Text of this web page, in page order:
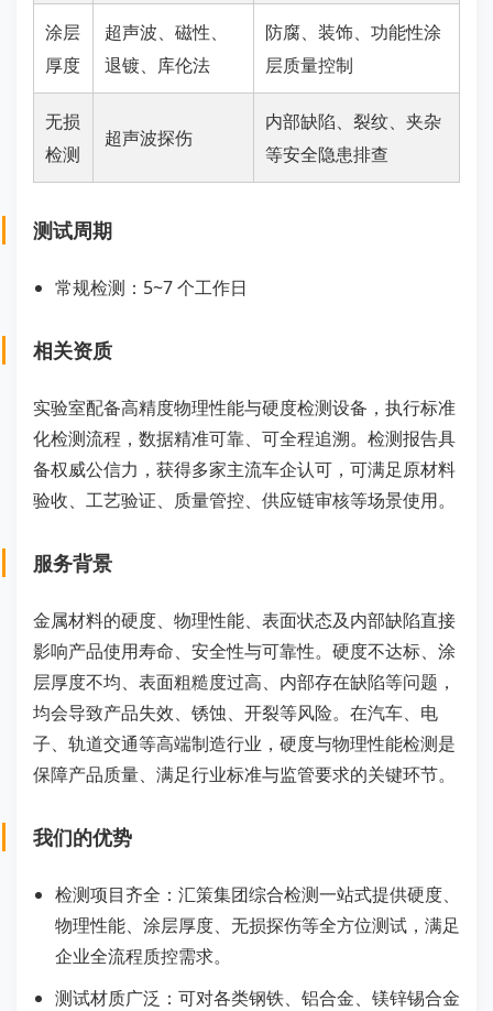
涂层
厚度
超声波、磁性、
退镀、库伦法
防腐、装饰、功能性涂
层质量控制
无损
检测
超声波探伤
内部缺陷、裂纹、夹杂
等安全隐患排查
测试周期
常规检测：5~7 个工作日
相关资质
实验室配备高精度物理性能与硬度检测设备，执行标准
化检测流程，数据精准可靠、可全程追溯。检测报告具
备权威公信力，获得多家主流车企认可，可满足原材料
验收、工艺验证、质量管控、供应链审核等场景使用。
服务背景
金属材料的硬度、物理性能、表面状态及内部缺陷直接
影响产品使用寿命、安全性与可靠性。硬度不达标、涂
层厚度不均、表面粗糙度过高、内部存在缺陷等问题，
均会导致产品失效、锈蚀、开裂等风险。在汽车、电
子、轨道交通等高端制造行业，硬度与物理性能检测是
保障产品质量、满足行业标准与监管要求的关键环节。
我们的优势
检测项目齐全：汇策集团综合检测一站式提供硬度、
物理性能、涂层厚度、无损探伤等全方位测试，满足
企业全流程质控需求。
测试材质广泛：可对各类钢铁、铝合金、镁锌锡合金